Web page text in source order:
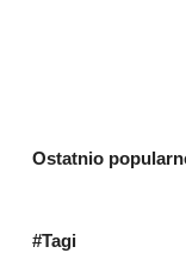
Ostatnio
#Tagi